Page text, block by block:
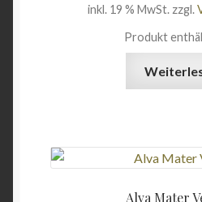
inkl. 19 % MwSt. zzgl.
Produkt
Alva Mater